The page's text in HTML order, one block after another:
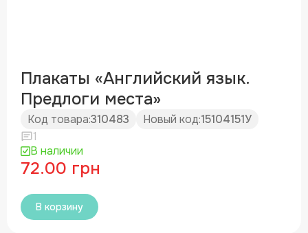
Плакаты «Английский язык.
Предлоги места»
Код товара:310483 Новый код:15104151У
1
В наличии
72.00 грн
В корзину